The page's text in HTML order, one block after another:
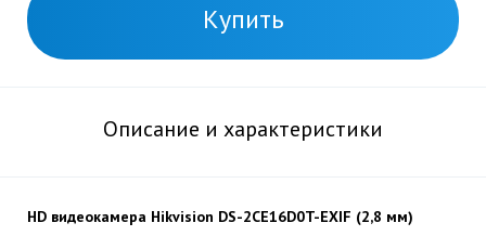
Купить
Описание и характеристики
HD видеокамера Hikvision DS-2CE16D0T-EXIF (2,8 мм)